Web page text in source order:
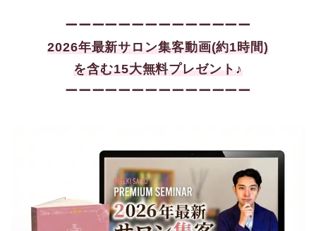
ーーーーーーーーーーーーーー
2026年最新サロン集客動画(約1時間)
を含む15大無料プレゼント♪
ーーーーーーーーーーーーーー